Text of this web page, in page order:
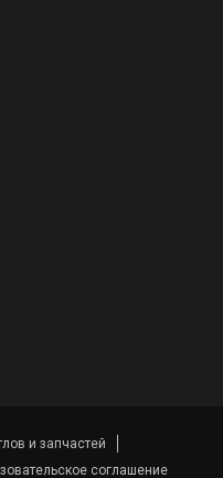
и запчастей
соглашение